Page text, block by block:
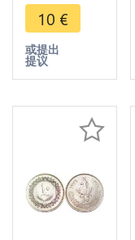
Armoured
Equestrian
1399 1979
UNC -
offer
10 €
或提出
提议